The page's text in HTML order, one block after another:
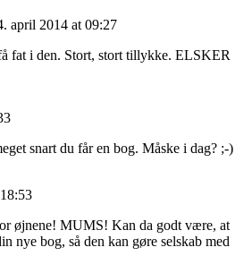
april 2014 at 09:27
fat i den. Stort, stort tillykke. ELSKER
snart du får en bog. Måske i dag? ;-)
øjnene! MUMS! Kan da godt være, at
nye bog, så den kan gøre selskab med